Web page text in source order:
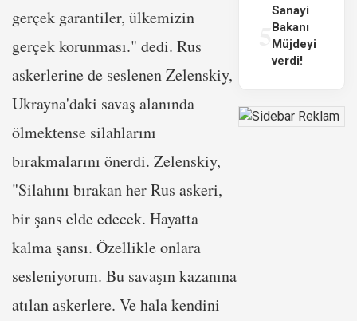
gerçek garantiler, ülkemizin
gerçek korunması." dedi. Rus
askerlerine de seslenen Zelenskiy,
Ukrayna'daki savaş alanında
ölmektense silahlarını
bırakmalarını önerdi. Zelenskiy,
"Silahını bırakan her Rus askeri,
bir şans elde edecek. Hayatta
kalma şansı. Özellikle onlara
sesleniyorum. Bu savaşın kazanına
atılan askerlere. Ve hala kendini
Sanayi
Bakanı
Müjdeyi
verdi!